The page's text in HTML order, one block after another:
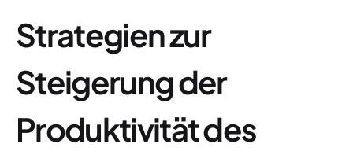
Strategien zur
Steigerung der
Produktivität des